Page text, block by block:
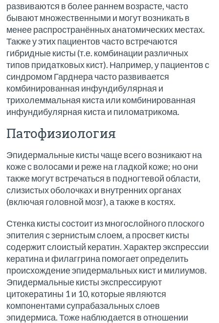
развиваются в более раннем возрасте, часто
бывают множественными и могут возникать в
менее распространённых анатомических местах.
Также у этих пациентов часто встречаются
гибридные кисты (т.е. комбинации различных
типов придатковых кист). Например, у пациентов с
синдромом Гарднера часто развивается
комбинированная инфундибулярная и
трихолеммальная киста или комбинированная
инфундибулярная киста и пиломатрикома.
Патофизиология
Эпидермальные кисты чаще всего возникают на
коже с волосами и реже на гладкой коже; но они
также могут встречаться в подногтевой области,
слизистых оболочках и внутренних органах
(включая головной мозг), а также в костях.
Стенка кисты состоит из многослойного плоского
эпителия с зернистым слоем, а просвет кисты
содержит слоистый кератин. Характер экспрессии
кератина и филаггрина помогает определить
происхождение эпидермальных кист и милиумов.
Эпидермальные кисты экспрессируют
цитокератины 1 и 10, которые являются
компонентами супрабазальных слоев
эпидермиса. Тоже наблюдается в отношении